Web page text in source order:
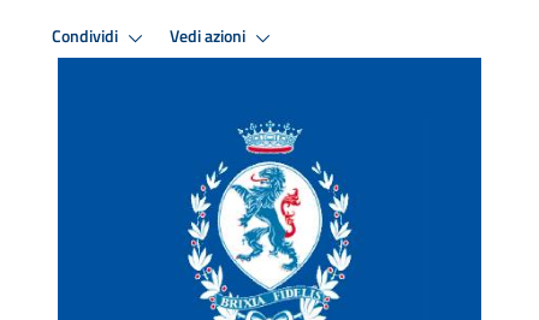
Condividi Vedi azioni